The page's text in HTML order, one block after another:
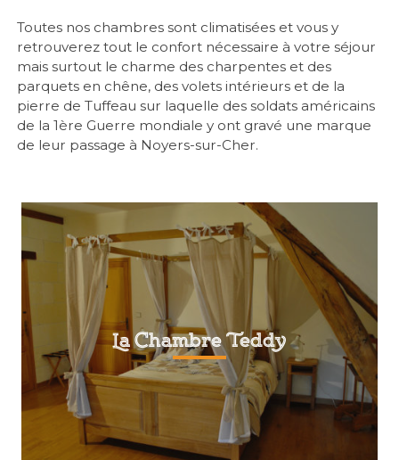
Toutes nos chambres sont climatisées et vous y
retrouverez tout le confort nécessaire à votre séjour
mais surtout le charme des charpentes et des
parquets en chêne, des volets intérieurs et de la
pierre de Tuffeau sur laquelle des soldats américains
de la 1ère Guerre mondiale y ont gravé une marque
de leur passage à Noyers-sur-Cher.
La Chambre Teddy